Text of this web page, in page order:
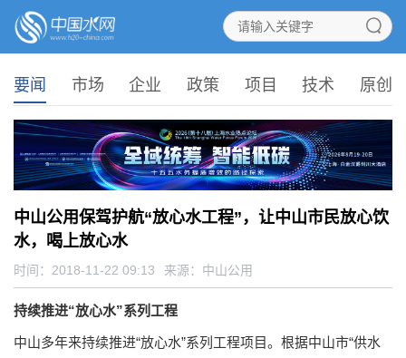
要闻 市场 企业 政策 项目 技术 原创
中山公用保驾护航“放心水工程”，让中山市民放心饮
水，喝上放心水
时间：2018-11-22 09:13 来源： 中山公用
持续推进“放心水”系列工程
中山多年来持续推进“放心水”系列工程项目。根据中山市“供水